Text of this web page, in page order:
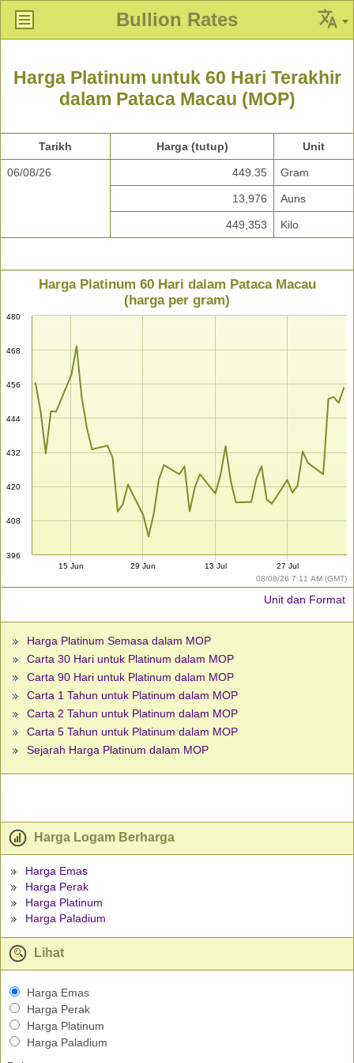
Bullion Rates
Harga Platinum untuk 60 Hari Terakhir
dalam Pataca Macau (MOP)
Tarikh Harga (tutup) Unit
06/08/26 449.35 Gram
13,976 Auns
449,353 Kilo
08/08/26 7:11 AM (GMT)
Harga Platinum 60 Hari dalam Pataca Macau
(harga per gram)
396
408
420
432
444
456
468
480
15 Jun 29 Jun 13 Jul 27 Jul
Unit dan Format
Harga Platinum Semasa dalam MOP
Carta 30 Hari untuk Platinum dalam MOP
Carta 90 Hari untuk Platinum dalam MOP
Carta 1 Tahun untuk Platinum dalam MOP
Carta 2 Tahun untuk Platinum dalam MOP
Carta 5 Tahun untuk Platinum dalam MOP
Sejarah Harga Platinum dalam MOP
Harga Logam Berharga
Harga Emas
Harga Perak
Harga Platinum
Harga Paladium
Lihat
Harga Emas
Harga Perak
Harga Platinum
Harga Paladium